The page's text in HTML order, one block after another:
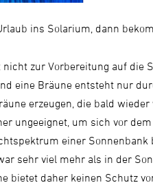
ins Solarium, dann
zur Vorbereitung auf die
eine Bräune entsteht nur
erzeugen, die bald
ungeeignet, um sich vor
einer
sehr viel mehr als in der
bietet daher keinen Schutz